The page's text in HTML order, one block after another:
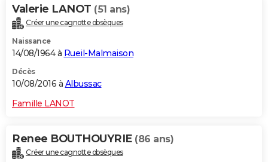
Valerie LANOT (51 ans)
Créer une cagnotte obsèques
Naissance
14/08/1964 à Rueil-Malmaison
Décès
10/08/2016 à Albussac
Famille LANOT
Renee BOUTHOUYRIE (86 ans)
Créer une cagnotte obsèques